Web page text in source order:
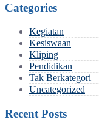
Categories
Kegiatan
Kesiswaan
Kliping
Pendidikan
Tak Berkategori
Uncategorized
Recent Posts